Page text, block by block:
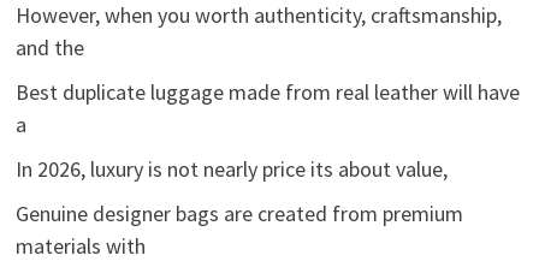
However, when you worth authenticity, craftsmanship,
and the
Best duplicate luggage made from real leather will have
a
In 2026, luxury is not nearly price its about value,
Genuine designer bags are created from premium
materials with